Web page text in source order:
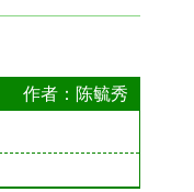
作者：陈毓秀